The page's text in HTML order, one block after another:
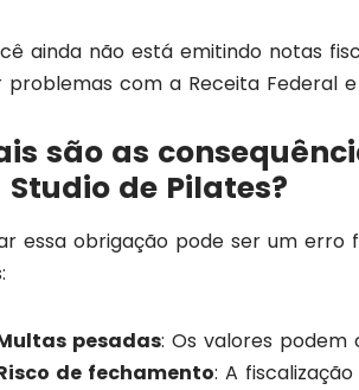
ainda não está emitindo notas
problemas com a Receita Federal
são as
Studio de Pilates?
essa obrigação pode ser um erro
pesadas: Os valores podem
de fechamento: A